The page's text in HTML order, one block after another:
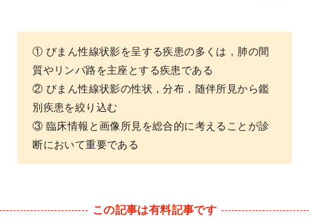
① びまん性線状影を呈する疾患の多くは，肺の間
質やリンパ路を主座とする疾患である
② びまん性線状影の性状，分布，随伴所見から鑑
別疾患を絞り込む
③ 臨床情報と画像所見を総合的に考えることが診
断において重要である
この記事は有料記事です